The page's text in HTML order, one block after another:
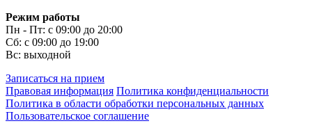
Режим работы
Пн - Пт: с 09:00 до 20:00
Сб: с 09:00 до 19:00
Вс: выходной
Записаться на прием
Правовая информация Политика конфиденциальности
Политика в области обработки персональных данных
Пользовательское соглашение